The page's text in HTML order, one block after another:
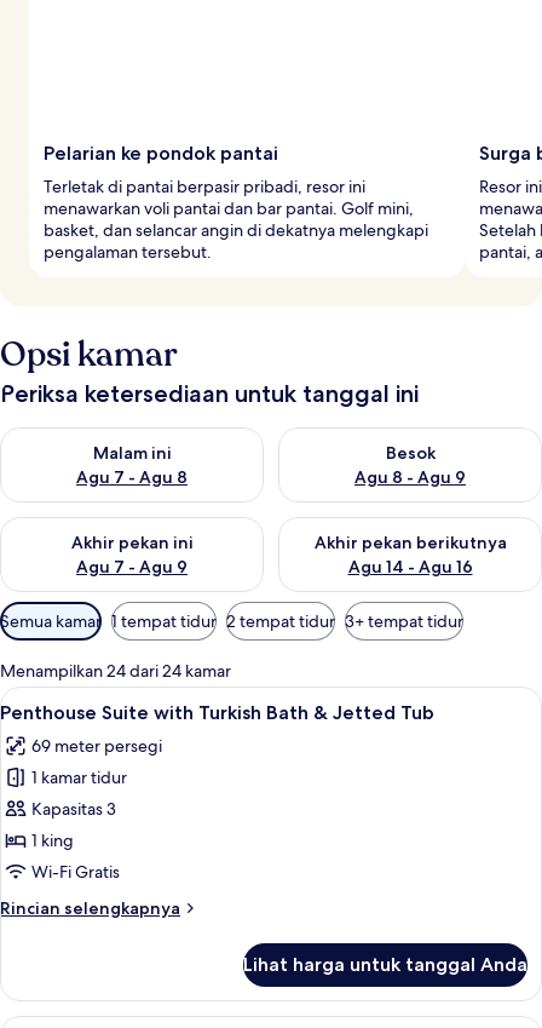
Pelarian ke pondok pantai
Terletak di pantai berpasir pribadi, resor ini
menawarkan voli pantai dan bar pantai. Golf mini,
basket, dan selancar angin di dekatnya melengkapi
pengalaman tersebut.
Surga
Resor
Setelah
pantai,
Opsi kamar
Periksa ketersediaan untuk tanggal ini
Malam ini
Agu 7 - Agu 8
Periksa ketersediaan untuk malam ini Agu 7 - Agu 8
Besok
Agu 8 - Agu 9
Periksa ketersediaan untuk
Akhir pekan ini
Agu 7 - Agu 9
Periksa ketersediaan untuk akhir pekan ini Agu 7 - Agu 9
Akhir pekan berikutnya
Agu 14 - Agu 16
Periksa ketersediaan untuk
Filter
tersedia
untuk
kamar
Semua kamar 1 tempat tidur 2 tempat tidur 3+ tempat tidur
Menampilkan 24 dari 24 kamar
Lihat
semua
foto
untuk
Penthouse
Suite
with
Bath
Tub
Shower,
7
Penthouse Suite with Turkish Bath & Jetted Tub
69 meter persegi
1 kamar tidur
Kapasitas 3
1 king
Wi-Fi Gratis
Rincian selengkapnya
Rincian
Penthouse
Suite
Lihat harga untuk tanggal Anda